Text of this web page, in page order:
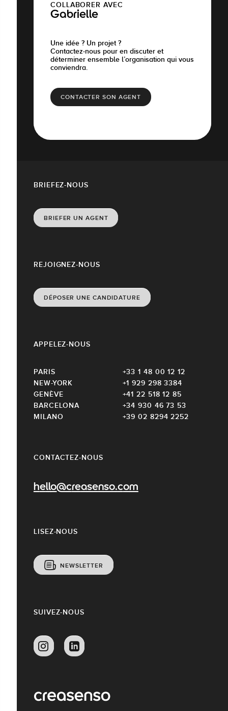
COLLABORER AVEC
Gabrielle
Une idée ? Un projet ?
Contactez-nous pour en discuter et
déterminer ensemble l’organisation qui vous
conviendra.
CONTACTER SON AGENT
CONTACTEZ-NOUS
hello@creasenso.com
REJOIGNEZ-NOUS
DÉPOSER UNE CANDIDATURE
LISEZ-NOUS
NEWSLETTER
APPELEZ-NOUS
PARIS
+33 1 48 00 12 12
NEW-YORK
+1 929 298 3384
GENÈVE
+41 22 518 12 85
BARCELONA
+34 930 46 73 53
MILANO
+39 02 8294 2252
BRIEFEZ-NOUS
BRIEFER UN AGENT
SUIVEZ-NOUS